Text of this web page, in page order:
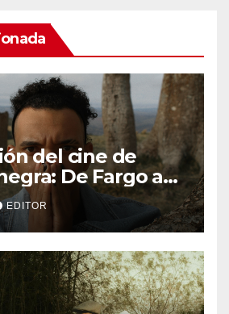
del cine de
De Fargo a
EDITOR